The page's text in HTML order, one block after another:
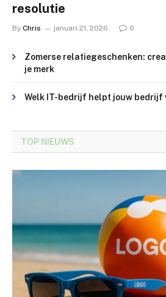
resolutie
By Chris januari 21, 2026 0
Zomerse relatiegeschenken:
je merk
Welk IT-bedrijf helpt jouw bedrijf
TOP NIEUWS